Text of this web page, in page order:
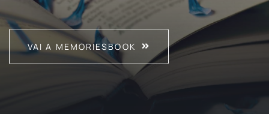
VAI A MEMORIESBOOK